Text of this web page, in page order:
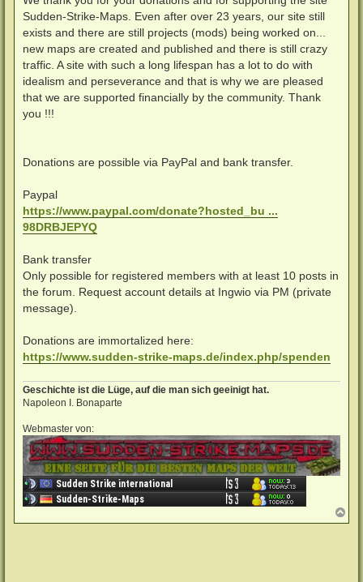
Sudden-Strike-Maps. Even after over 23 years, our site still
exists and there are still projects (mods) being worked on...
new maps are created and published and there is still crazy
traffic. A site with such a long lifespan has a lot to do with
idealism and perseverance and that is why we are pleased
that we are supported financially by the community. Thank
you !!!
Donations are possible via PayPal and bank transfer.
Paypal
https://www.paypal.com/donate?hosted_bu ...
98DRBJEPYQ
Bank transfer
Only possible for registered members with at least 10 posts in
the forum. Request account details at Ingwio via PM (private
message).
Donations are immortalized here:
https://www.sudden-strike-maps.de/index.php/spenden
Geschichte ist die Lüge, auf die man sich geeinigt hat.
Napoleon I. Bonaparte
Webmaster von:
a